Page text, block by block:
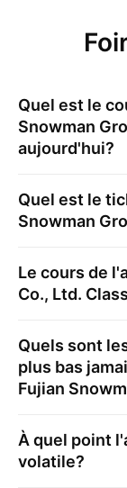
Quel est le
Snowman
aujourd'hui?
Quel est le
Snowman
Le cours de
Co., Ltd.
Quels sont
plus bas
Fujian
À quel point
volatile?